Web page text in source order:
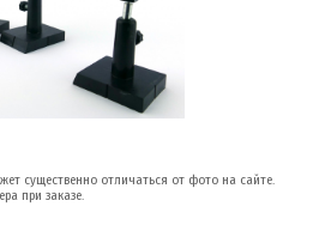
существенно отличаться от фото на сайте.
при заказе.